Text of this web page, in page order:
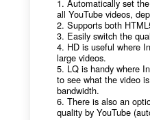
1. Automatically set
all YouTube videos,
2. Supports both
3. Easily switch the
4. HD is useful where
large videos.
5. LQ is handy where
to see what the video
bandwidth.
6. There is also an
quality by YouTube